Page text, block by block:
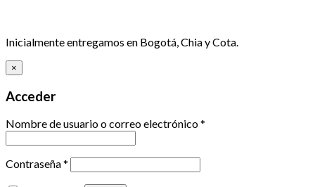
Inicialmente entregamos en Bogotá, Chia y Cota.
×
Acceder
Nombre de usuario o correo electrónico*
Contraseña*